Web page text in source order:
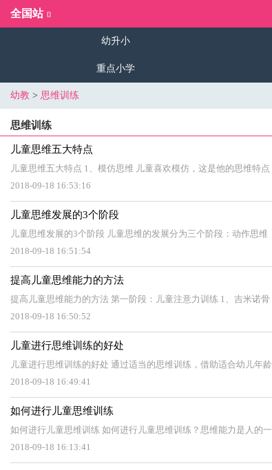
全国站
幼升小
重点小学
幼教 > 思维训练
思维训练
儿童思维五大特点
儿童思维五大特点 1、模仿思维 儿童喜欢模仿，这是他的思维特点
2018-09-18 16:53:16
儿童思维发展的3个阶段
儿童思维发展的3个阶段 儿童思维的发展分为三个阶段：动作思维
2018-09-18 16:51:54
提高儿童思维能力的方法
提高儿童思维能力的方法 第一阶段：儿童注意力训练 1、吉米诺骨
2018-09-18 16:50:52
儿童进行思维训练的好处
儿童进行思维训练的好处 通过适当的思维训练，借助适合幼儿年龄
2018-09-18 16:49:41
如何进行儿童思维训练
如何进行儿童思维训练 如何进行儿童思维训练？思维能力是人的一
2018-09-18 16:13:41